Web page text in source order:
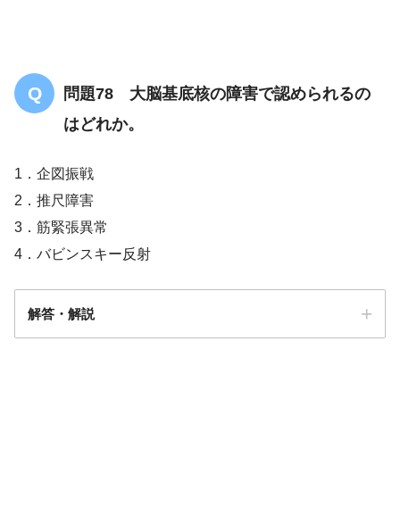
問題78 大脳基底核の障害で認められるの
はどれか。
1．企図振戦
2．推尺障害
3．筋緊張異常
4．バビンスキー反射
解答・解説